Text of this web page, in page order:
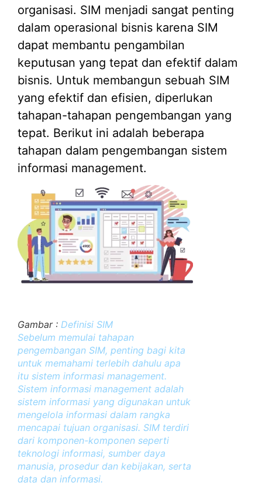
organisasi. SIM menjadi sangat penting
dalam operasional bisnis karena SIM
dapat membantu pengambilan
keputusan yang tepat dan efektif dalam
bisnis. Untuk membangun sebuah SIM
yang efektif dan efisien, diperlukan
tahapan-tahapan pengembangan yang
tepat. Berikut ini adalah beberapa
tahapan dalam pengembangan sistem
informasi management.
Gambar : Definisi SIM
Sebelum memulai tahapan
pengembangan SIM, penting bagi kita
untuk memahami terlebih dahulu apa
itu sistem informasi management.
Sistem informasi management adalah
sistem informasi yang digunakan untuk
mengelola informasi dalam rangka
mencapai tujuan organisasi. SIM terdiri
dari komponen-komponen seperti
teknologi informasi, sumber daya
manusia, prosedur dan kebijakan, serta
data dan informasi.